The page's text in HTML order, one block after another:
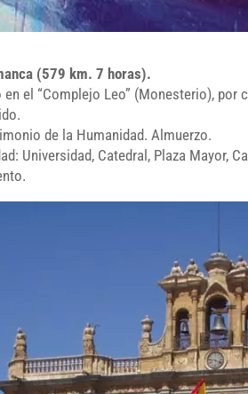
(579 km. 7 horas).
el “Complejo Leo” (Monesterio), por
de la Humanidad. Almuerzo.
Universidad, Catedral, Plaza Mayor,